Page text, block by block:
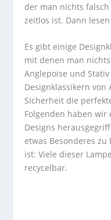
der man nichts
zeitlos ist. Dann
Es gibt einige
mit denen man
Anglepoise und
Designklassikern
Sicherheit die
Folgenden haben
Designs
etwas Besonderes
ist: Viele dieser
recycelbar.